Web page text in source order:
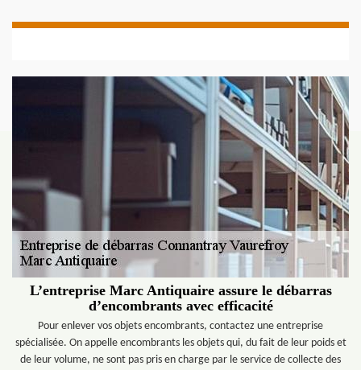
L’entreprise Marc Antiquaire assure le débarras
d’encombrants avec efficacité
Pour enlever vos objets encombrants, contactez une entreprise
spécialisée. On appelle encombrants les objets qui, du fait de leur poids et
de leur volume, ne sont pas pris en charge par le service de collecte des